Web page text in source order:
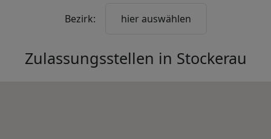
Bezirk: hier auswählen
Zulassungsstellen in Stockerau